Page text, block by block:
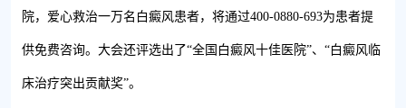
院，爱心救治一万名白癜风患者，将通过400-0880-693为患者提
供免费咨询。大会还评选出了“全国白癜风十佳医院”、“白癜风临
床治疗突出贡献奖”。